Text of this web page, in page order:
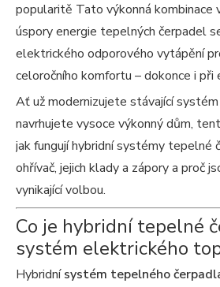
popularitě Tato výkonná kombinace
úspory energie tepelných čerpadel
elektrického odporového vytápění
celoročního komfortu – dokonce i
Ať už modernizujete stávající
navrhujete vysoce výkonný dům,
jak fungují hybridní systémy tepelné
ohřívač, jejich klady a zápory a proč
vynikající volbou.
Co je hybridní tepelné
systém elektrického
Hybridnísystém tepelného